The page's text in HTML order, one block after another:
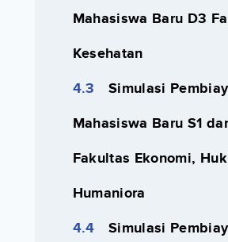
Mahasiswa Baru D3
Kesehatan
Simulasi
Mahasiswa Baru S1
Fakultas Ekonomi,
Humaniora
Simulasi